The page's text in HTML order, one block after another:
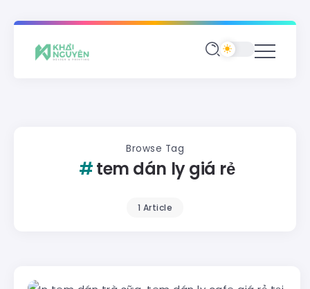
Browse Tag
tem dán ly giá rẻ
1 Article